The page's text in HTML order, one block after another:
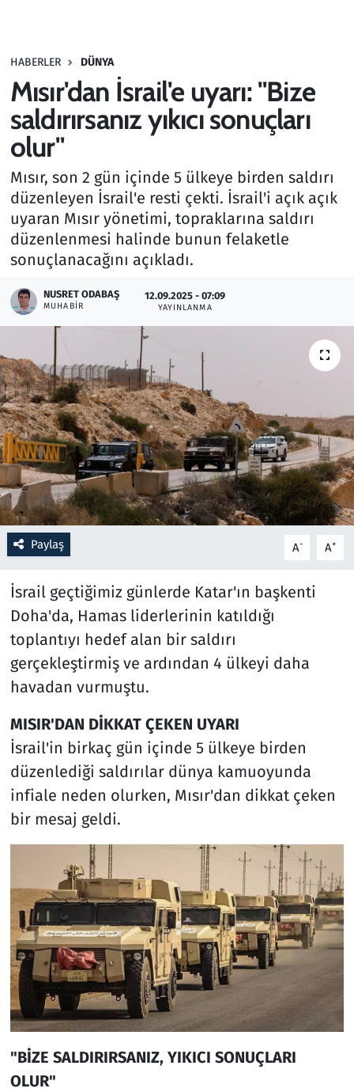
HABERLER DÜNYA
Mısır'dan İsrail'e uyarı: "Bize
saldırırsanız yıkıcı sonuçları
olur"
Mısır, son 2 gün içinde 5 ülkeye birden saldırı
düzenleyen İsrail'e resti çekti. İsrail'i açık açık
uyaran Mısır yönetimi, topraklarına saldırı
düzenlenmesi halinde bunun felaketle
sonuçlanacağını açıkladı.
NUSRET ODABAŞ
MUHABIR
12.09.2025 - 07:09
YAYINLANMA
Paylaş A- A+
İsrail geçtiğimiz günlerde Katar'ın başkenti
Doha'da, Hamas liderlerinin katıldığı
toplantıyı hedef alan bir saldırı
gerçekleştirmiş ve ardından 4 ülkeyi daha
havadan vurmuştu.
MISIR'DAN DİKKAT ÇEKEN UYARI
İsrail'in birkaç gün içinde 5 ülkeye birden
düzenlediği saldırılar dünya kamuoyunda
infiale neden olurken, Mısır'dan dikkat çeken
bir mesaj geldi.
"BİZE SALDIRIRSANIZ, YIKICI SONUÇLARI
OLUR"
Haber
Kültür Sanat
Kurumsal Haberler
Lezzet Durağı
Memur ve Kamu
Otomobil
Oyun
Resmi İlanlar
Rüya Tabirleri
Sağlık
Savunma Sanayi
Seçim 2023
Spor
Teknoloji ve Bilim
Televizyon